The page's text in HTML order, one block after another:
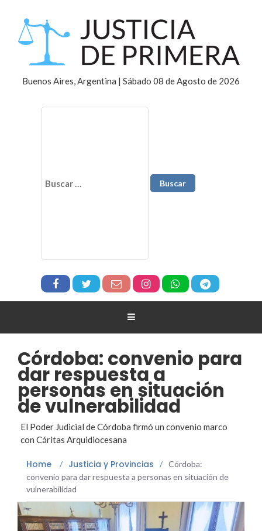
Buenos Aires, Argentina | Sábado 08 de Agosto de 2026
Córdoba: convenio para
dar respuesta a
personas en situación
de vulnerabilidad
El Poder Judicial de Córdoba firmó un convenio marco
con Cáritas Arquidiocesana
Home / Justicia y Provincias / Córdoba:
convenio para dar respuesta a personas en situación de
vulnerabilidad